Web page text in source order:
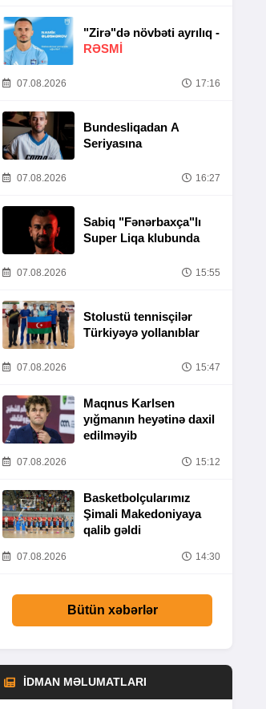
"Zirə"də növbəti ayrılıq -
RƏSMİ
07.08.2026 17:16
Bundesliqadan A
Seriyasına
07.08.2026 16:27
Sabiq "Fənərbaxça"lı
Super Liqa klubunda
07.08.2026 15:55
Stolustü tennisçilər
Türkiyəyə yollanıblar
07.08.2026 15:47
Maqnus Karlsen
yığmanın heyətinə daxil
edilməyib
07.08.2026 15:12
Basketbolçularımız
Şimali Makedoniyaya
qalib gəldi
07.08.2026 14:30
Bütün xəbərlər
İDMAN MƏLUMATLARI